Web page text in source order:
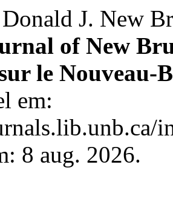
J. New
of New
le Nouveau-
em:
8 aug. 2026.